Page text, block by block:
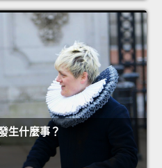
生什麼事？